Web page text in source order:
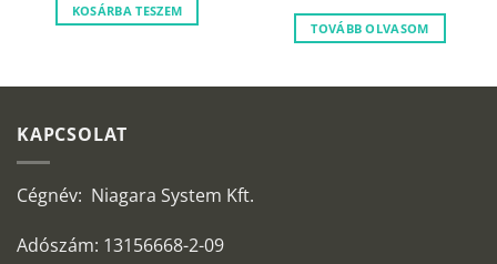
KOSÁRBA TESZEM
TOVÁBB OLVASOM
KAPCSOLAT
Cégnév: Niagara System Kft.
Adószám: 13156668-2-09